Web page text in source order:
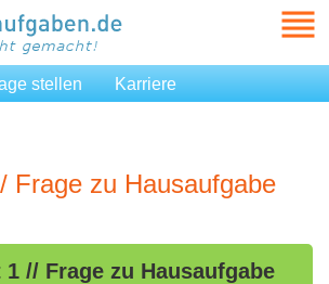
stellen Karriere
Frage zu Hausaufgabe
// Frage zu Hausaufgabe